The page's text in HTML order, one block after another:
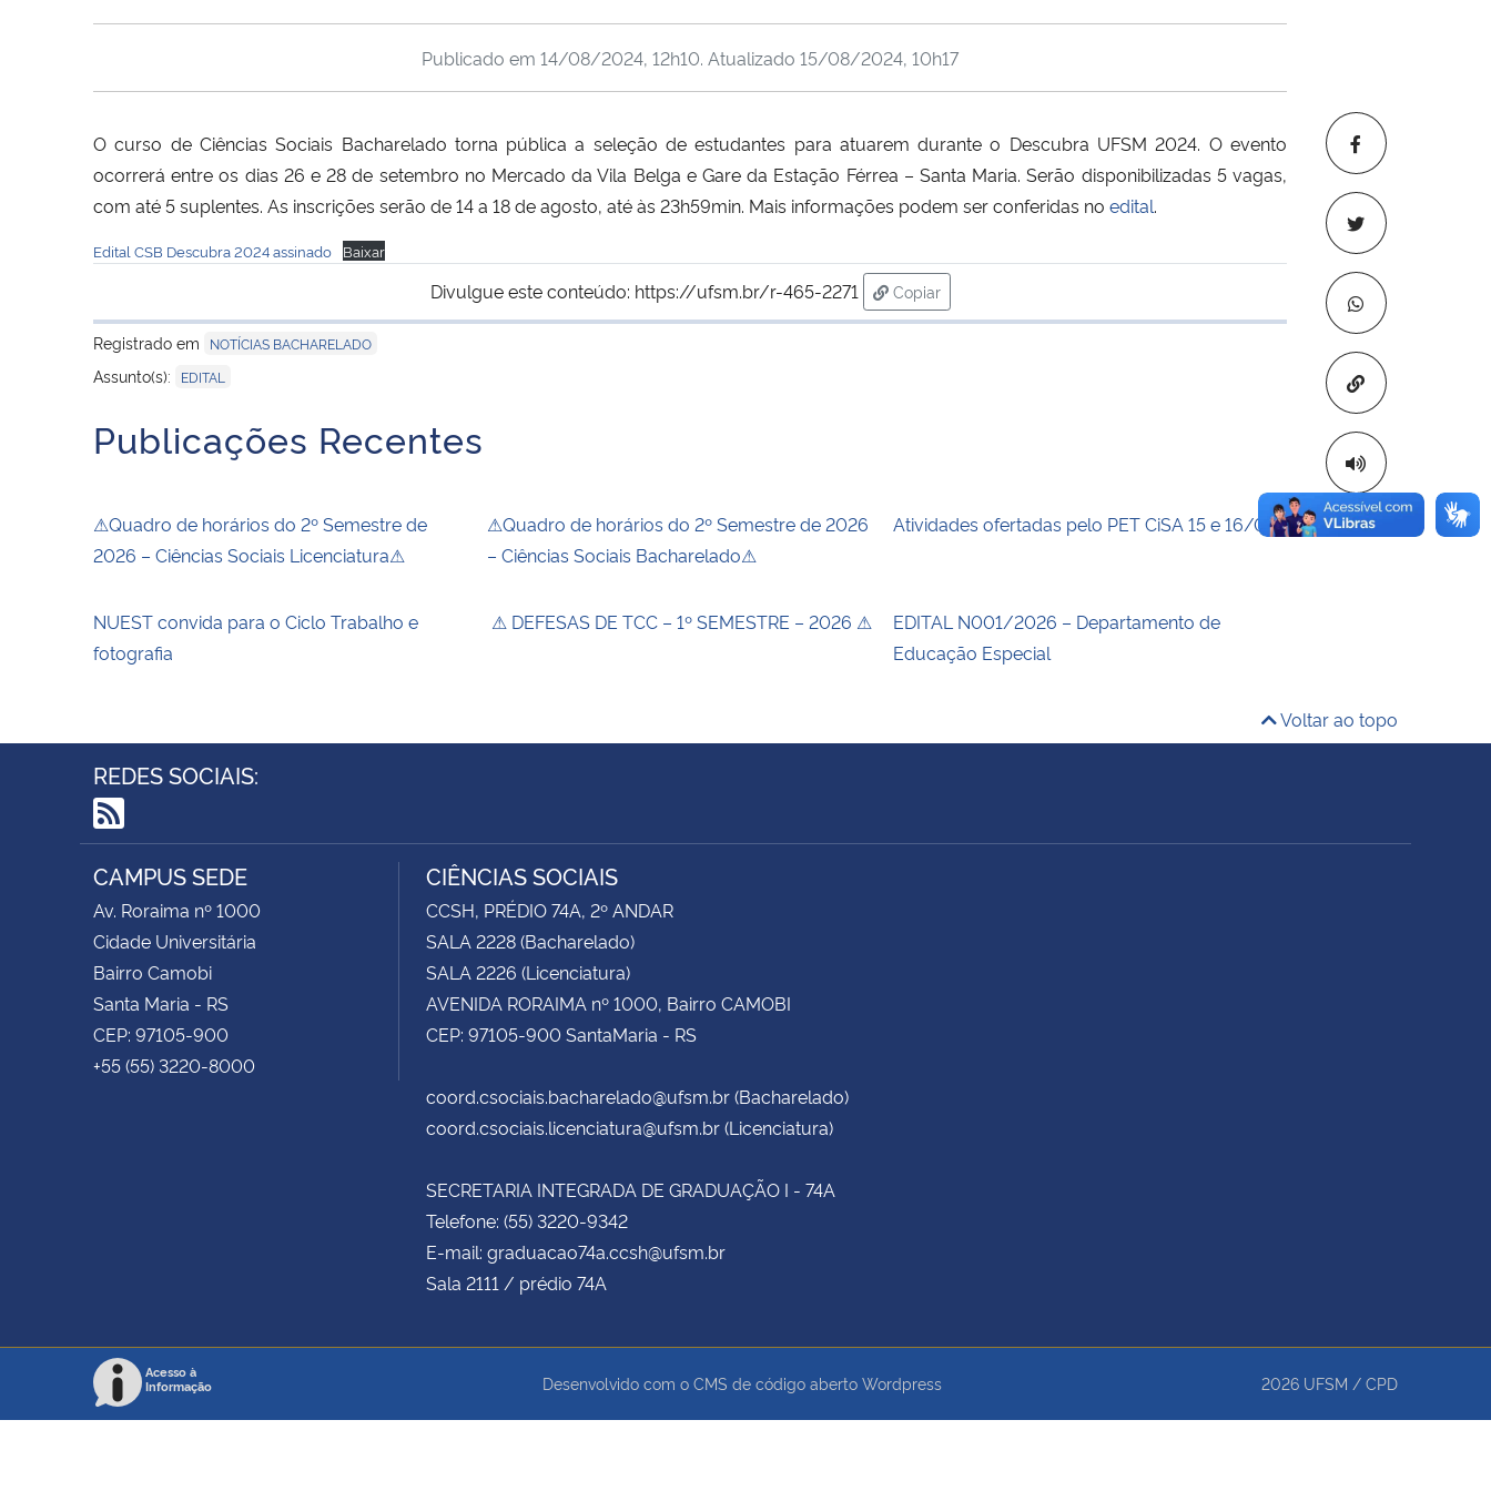
Copiar para
Publicado em 14/08/2024, 12h10. Atualizado 15/08/2024, 10h17
O curso de Ciências Sociais Bacharelado torna pública a seleção de estudantes para atuarem durante o Descubra UFSM 2024. O evento
ocorrerá entre os dias 26 e 28 de setembro no Mercado da Vila Belga e Gare da Estação Férrea – Santa Maria. Serão disponibilizadas 5 vagas,
com até 5 suplentes. As inscrições serão de 14 a 18 de agosto, até às 23h59min. Mais informações podem ser conferidas no edital.
Edital CSB Descubra 2024 assinado Baixar
Divulgue este conteúdo: https://ufsm.br/r-465-2271
Copiar
para área de transferência
Registrado em
NOTÍCIAS BACHARELADO
Assunto(s): EDITAL
Publicações Recentes
⚠Quadro de horários do 2º Semestre de
2026 – Ciências Sociais Licenciatura⚠
⚠Quadro de horários do 2º Semestre de 2026
– Ciências Sociais Bacharelado⚠
Atividades ofertadas pelo PET CiSA 15 e 16/04
NUEST convida para o Ciclo Trabalho e
fotografia
⚠ DEFESAS DE TCC – 1º SEMESTRE – 2026 ⚠
EDITAL N001/2026 – Departamento de
Educação Especial
Voltar ao topo
REDES SOCIAIS:
RSS
CAMPUS SEDE
Av. Roraima nº 1000
Cidade Universitária
Bairro Camobi
Santa Maria - RS
CEP: 97105-900
+55 (55) 3220-8000
CIÊNCIAS SOCIAIS
CCSH, PRÉDIO 74A, 2º ANDAR
SALA 2228 (Bacharelado)
SALA 2226 (Licenciatura)
AVENIDA RORAIMA nº 1000, Bairro CAMOBI
CEP: 97105-900 SantaMaria - RS
coord.csociais.bacharelado@ufsm.br (Bacharelado)
coord.csociais.licenciatura@ufsm.br (Licenciatura)
SECRETARIA INTEGRADA DE GRADUAÇÃO I - 74A
Telefone: (55) 3220-9342
E-mail: graduacao74a.ccsh@ufsm.br
Sala 2111 / prédio 74A
Acesso à
Informação
Desenvolvido com o CMS de código aberto Wordpress 2026 UFSM / CPD